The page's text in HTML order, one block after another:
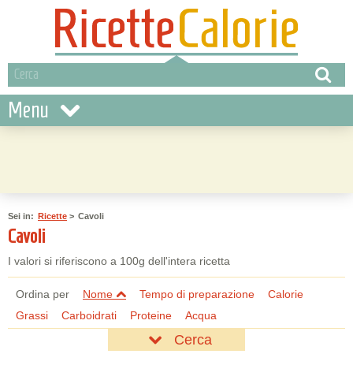
Menu
Sei in: Ricette > Cavoli
Cavoli
I valori si riferiscono a 100g dell'intera ricetta
Ordina per Nome Tempo di preparazione
Calorie
Grassi
Carboidrati Proteine Acqua
Cerca